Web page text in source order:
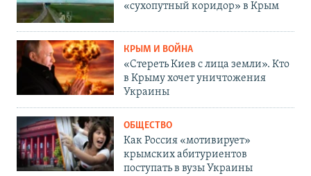
«сухопутный коридор» в Крым
КРЫМ И ВОЙНА
«Стереть Киев с лица земли». Кто
в Крыму хочет уничтожения
Украины
ОБЩЕСТВО
Как Россия «мотивирует»
крымских абитуриентов
поступать в вузы Украины